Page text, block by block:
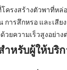
โครงสร้างตัวพาที่ห
การสึกหรอ และเสี
วยความเร็วสูงอย่าง
หรับผู้ให้บริ